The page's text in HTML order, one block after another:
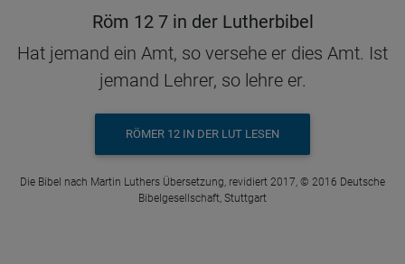
Röm 12 7 in der Lutherbibel
Hat jemand ein Amt, so versehe er dies Amt. Ist
jemand Lehrer, so lehre er.
RÖMER 12 IN DER LUT LESEN
Die Bibel nach Martin Luthers Übersetzung, revidiert 2017, © 2016 Deutsche
Bibelgesellschaft, Stuttgart